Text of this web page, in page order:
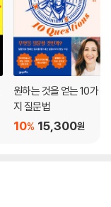
원하는 것을 얻는 10가
지 질문법
15,300원
10%